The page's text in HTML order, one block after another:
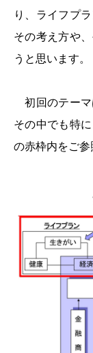
り、ライフプ
その考え方や
うと思います。
初回のテーマ
その中でも特に
の赤枠内をご参